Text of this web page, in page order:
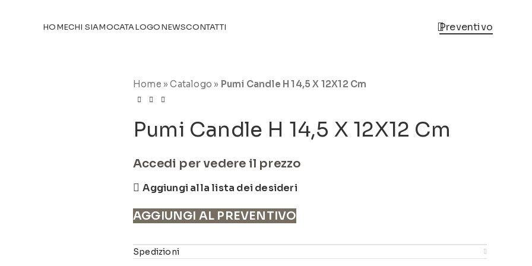
HOMECHI SIAMOCATALOGONEWSCONTATTI Preventivo
Home »Catalogo » Pumi Candle H 14,5 X 12X12 Cm
Pumi Candle H 14,5 X 12X12 Cm
Accedi per vedere il prezzo
Aggiungi alla lista dei desideri
AGGIUNGI AL PREVENTIVO
Spedizioni